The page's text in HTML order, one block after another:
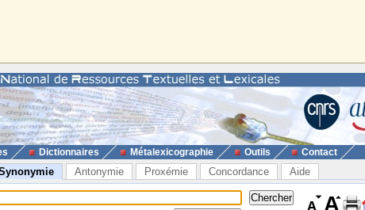
Dictionnaires Métalexicographie Outils Contact
Antonymie Proxémie Concordance Aide